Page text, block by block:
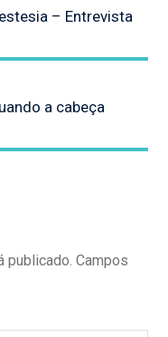
– Entrevista
a cabeça
publicado. Campos